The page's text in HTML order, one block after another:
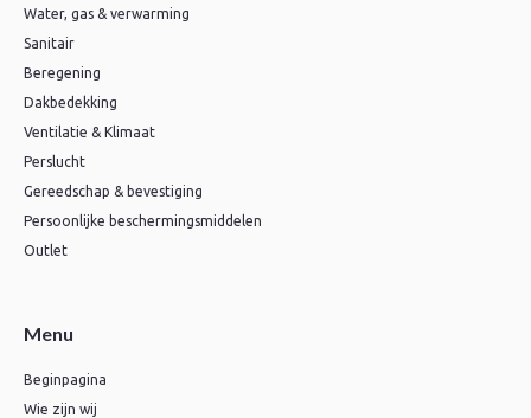
Water, gas & verwarming
Sanitair
Beregening
Dakbedekking
Ventilatie & Klimaat
Perslucht
Gereedschap & bevestiging
Persoonlijke beschermingsmiddelen
Outlet
Menu
Beginpagina
Wie zijn wij